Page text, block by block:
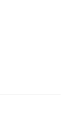
à 30°C pour